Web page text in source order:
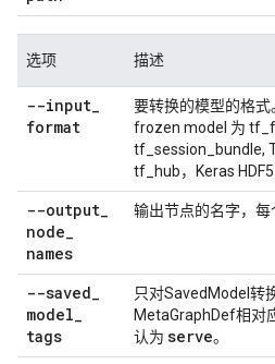
选项 描述
--input_
format
要转换的模型的格
frozen model 为
tf_session_bundle,
tf_hub，Keras HDF5
--output_
node_
names
输出节点的名字，每
--saved_
model_
tags
只对SavedModel转
MetaGraphDef相对
认为 serve。